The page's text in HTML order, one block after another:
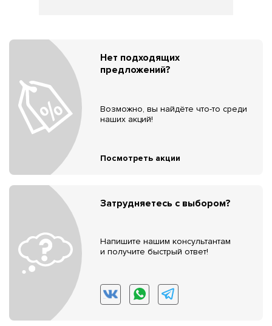
Нет подходящих
предложений?
Возможно, вы найдёте что-то среди
наших акций!
Посмотреть акции
Затрудняетесь с выбором?
Напишите нашим консультантам
и получите быстрый ответ!